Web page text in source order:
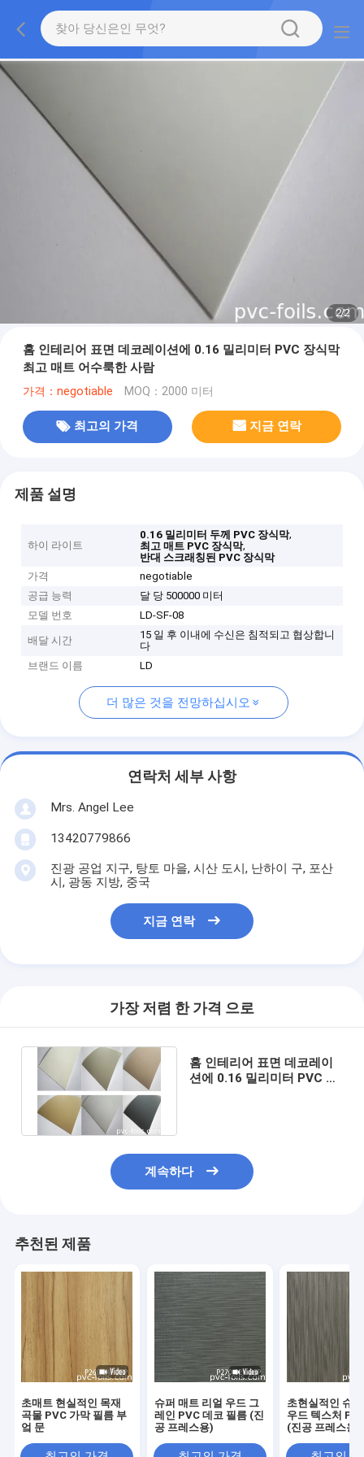
2/2
홈 인테리어 표면 데코레이션에 0.16 밀리미터 PVC 장식막
최고 매트 어수룩한 사람
가격：negotiable MOQ：2000 미터
최고의 가격 지금 연락
제품 설명
하이 라이트
0.16 밀리미터 두께 PVC 장식막,
최고 매트 PVC 장식막,
반대 스크래칭된 PVC 장식막
가격
negotiable
공급 능력
달 당 500000 미터
모델 번호
LD-SF-08
배달 시간
15 일 후 이내에 수신은 침적되고 협상합니
다
브랜드 이름
LD
더 많은 것을 전망하십시오
연락처 세부 사항
Mrs. Angel Lee
13420779866
진광 공업 지구, 탕토 마을, 시산 도시, 난하이 구, 포산
시, 광동 지방, 중국
지금 연락
가장 저렴 한 가격 으로
홈 인테리어 표면 데코레이
션에 0.16 밀리미터 PVC 장
계속하다
추천된 제품
초매트 현실적인 목재
곡물 PVC 가막 필름 부
엌 문
슈퍼 매트 리얼 우드 그
레인 PVC 데코 필름 (진
공 프레스용)
초현실적인 슈
우드 텍스처
(진공 프레스용)